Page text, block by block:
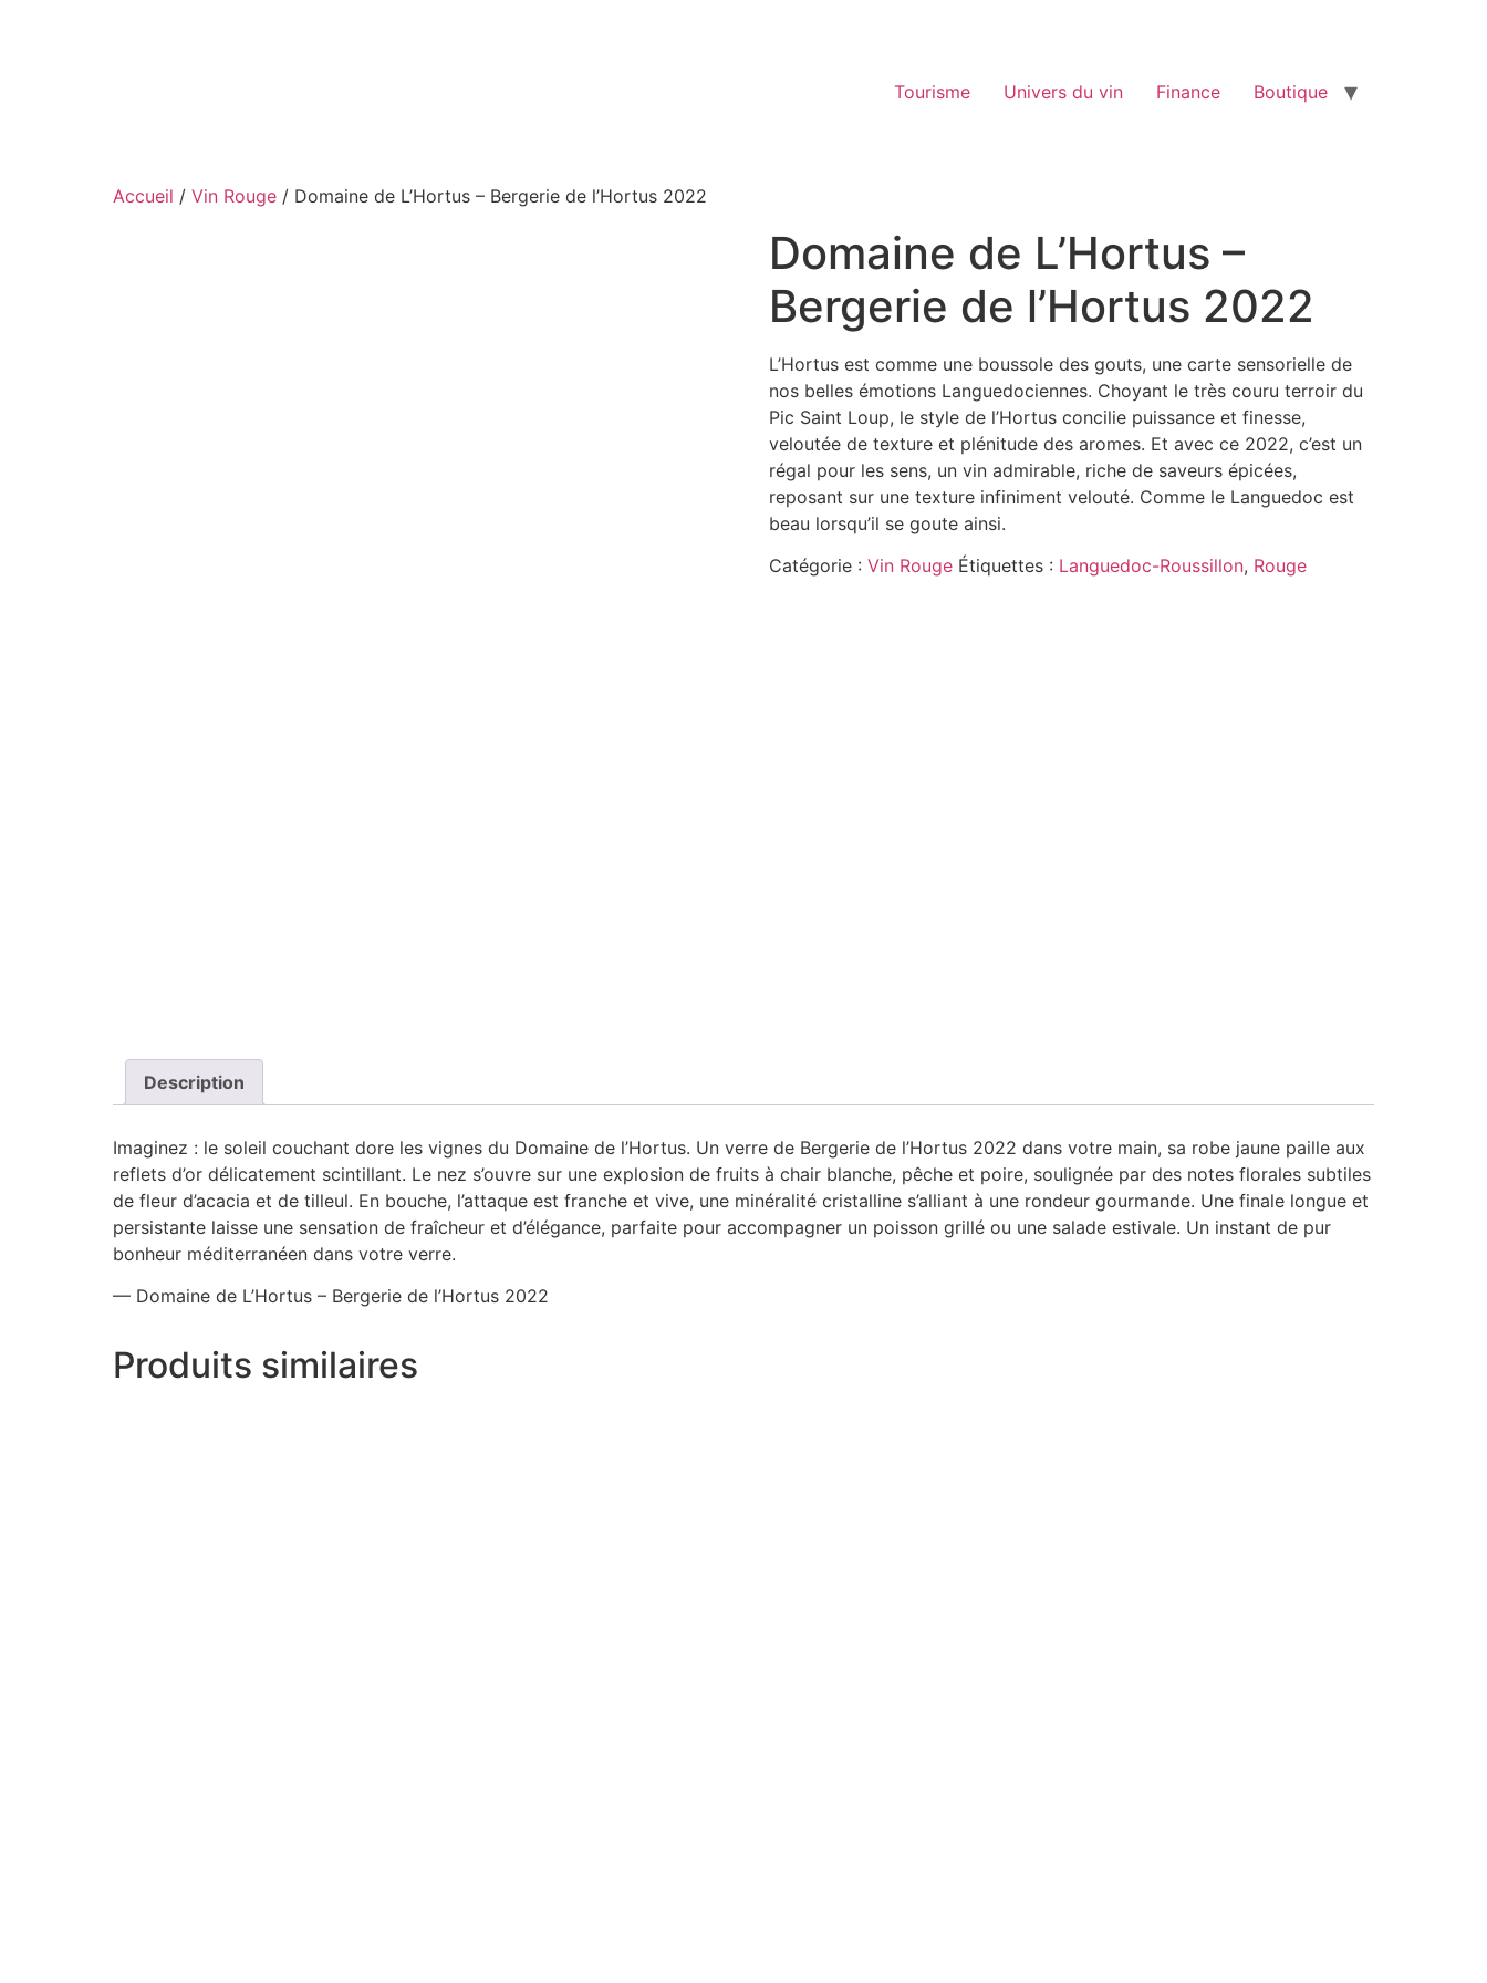
Tourisme
Univers du vin Finance Boutique
Accueil / Vin Rouge / Domaine de L’Hortus – Bergerie de l’Hortus 2022
Domaine de L’Hortus –
Bergerie de l’Hortus 2022
L’Hortus est comme une boussole des gouts, une carte sensorielle de
nos belles émotions Languedociennes. Choyant le très couru terroir du
Pic Saint Loup, le style de l’Hortus concilie puissance et finesse,
veloutée de texture et plénitude des aromes. Et avec ce 2022, c’est un
régal pour les sens, un vin admirable, riche de saveurs épicées,
reposant sur une texture infiniment velouté. Comme le Languedoc est
beau lorsqu’il se goute ainsi.
Catégorie : Vin Rouge Étiquettes : Languedoc-Roussillon, Rouge
Description
Imaginez : le soleil couchant dore les vignes du Domaine de l’Hortus. Un verre de Bergerie de l’Hortus 2022 dans votre main, sa robe jaune paille aux
reflets d’or délicatement scintillant. Le nez s’ouvre sur une explosion de fruits à chair blanche, pêche et poire, soulignée par des notes florales subtiles
de fleur d’acacia et de tilleul. En bouche, l’attaque est franche et vive, une minéralité cristalline s’alliant à une rondeur gourmande. Une finale longue et
persistante laisse une sensation de fraîcheur et d’élégance, parfaite pour accompagner un poisson grillé ou une salade estivale. Un instant de pur
bonheur méditerranéen dans votre verre.
— Domaine de L’Hortus – Bergerie de l’Hortus 2022
Produits similaires